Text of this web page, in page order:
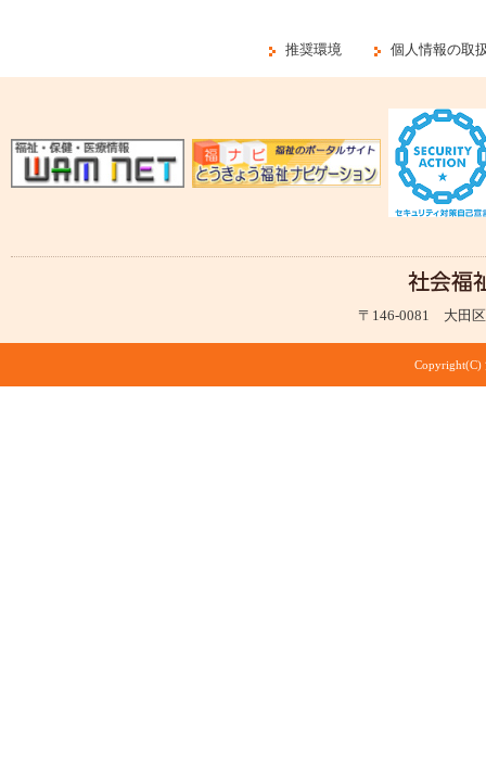
推奨環境 個人情報の取
〒146-0081 大田
Copyright(C)